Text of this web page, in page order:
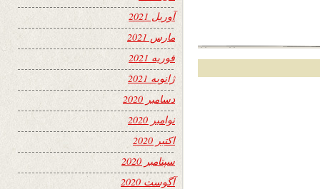
آوریل 2021
مارس 2021
فوریه 2021
ژانویه 2021
دسامبر 2020
نوامبر 2020
اکتبر 2020
سپتامبر 2020
آگوست 2020